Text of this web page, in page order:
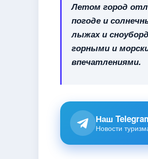
Летом город
погоде и
лыжах и
горными и
впечатлениями.
Наш
Новости